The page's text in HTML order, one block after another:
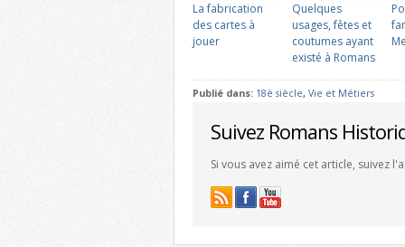
La fabrication
des cartes à
jouer
Quelques
usages, fêtes et
coutumes ayant
existé à Romans
Publié dans: 18è siècle, Vie et Métiers
Suivez Romans
Si vous avez aimé cet article, suivez